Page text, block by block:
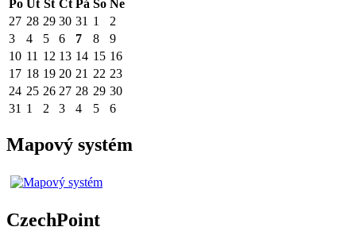
Po Út St Čt Pá So Ne
27 28 29 30 31 1
2
3
4 5 6 7 8
9
10 11 12 13 14 15 16
17 18 19 20 21 22 23
24 25 26 27 28 29 30
31 1 2 3 4 5 6
Mapový systém
CzechPoint